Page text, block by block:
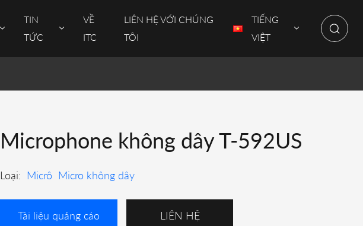
TIN
TỨC
VỀ
ITC
LIÊN HỆ VỚI CHÚNG
TÔI
TIẾNG
VIỆT
Microphone không dây T-592US
Loại: Micrô Micro không dây
Tài liệu quảng cáo LIÊN HỆ